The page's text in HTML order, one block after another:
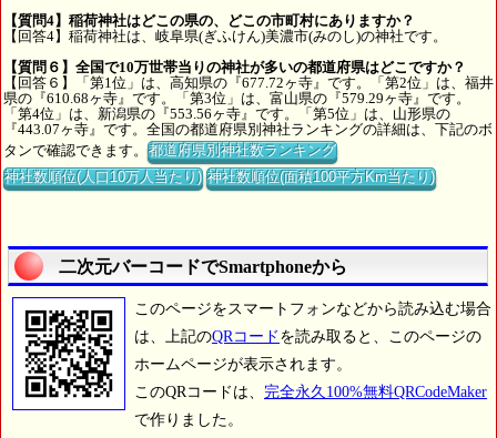
【質問4】稲荷神社はどこの県の、どこの市町村にありますか？
【回答4】稲荷神社は、岐阜県(ぎふけん)美濃市(みのし)の神社です。
【質問６】全国で10万世帯当りの神社が多いの都道府県はどこですか？
【回答６】「第1位」は、高知県の『677.72ヶ寺』です。「第2位」は、福井
県の『610.68ヶ寺』です。「第3位」は、富山県の『579.29ヶ寺』です。
「第4位」は、新潟県の『553.56ヶ寺』です。「第5位」は、山形県の
『443.07ヶ寺』です。全国の都道府県別神社ランキングの詳細は、下記のボ
タンで確認できます。都道府県別神社数ランキング
神社数順位(人口10万人当たり) 神社数順位(面積100平方Km当たり)
二次元バーコードでSmartphoneから
このページをスマートフォンなどから読み込む場合
は、上記のQRコード を読み取ると、このページの
ホームページが表示されます。
このQRコードは、 完全永久100%無料QRCodeMaker
で作りました。